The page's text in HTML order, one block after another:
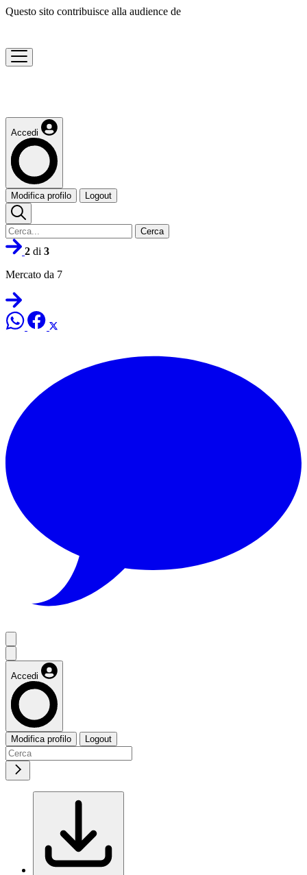
Questo sito contribuisce alla audience de
Accedi
Modifica profilo Logout
Cerca
2 di 3
Mercato da 7
Accedi
Modifica profilo Logout